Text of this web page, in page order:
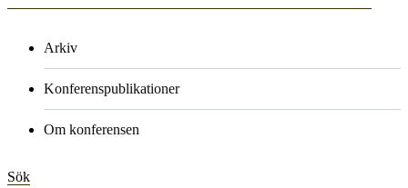
Arkiv
Konferenspublikationer
Om konferensen
Sök